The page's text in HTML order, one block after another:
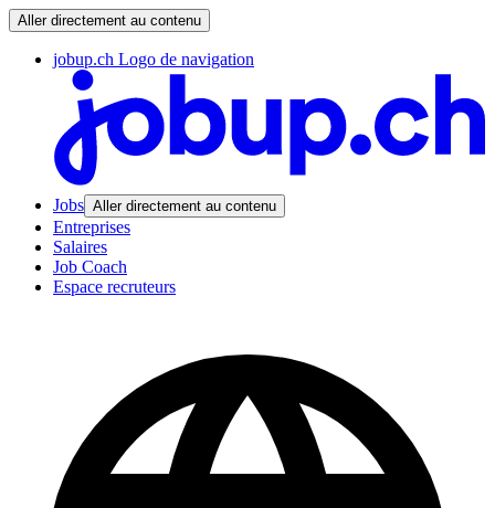
Aller directement au contenu
jobup.ch Logo de navigation
Jobs Aller directement au contenu
Entreprises
Salaires
Job Coach
Espace recruteurs